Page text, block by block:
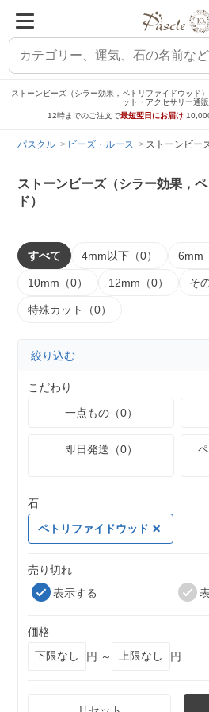
ストーンビーズ（シラー効果，ペトリファイドウッド
ット・アクセサリー通
12時までのご注文で最短翌日にお届け
パスクル ビーズ・ルース ストーンビー
ストーンビーズ（シラー効果，
ド）
すべて 4mm以下（0） 6mm
10mm（0） 12mm（0） そ
特殊カット（0）
絞り込む
こだわり
一点もの（0）
即日発送（0）
石
ペトリファイドウッド
売り切れ
表示する
価格
円 ～
円